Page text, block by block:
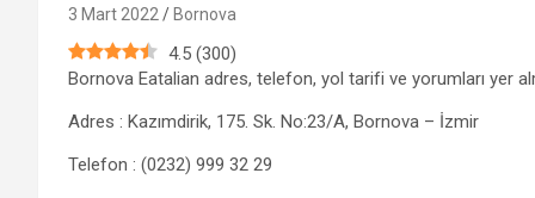
3 Mart 2022 Bornova
4.5 (300)
Bornova Eatalian adres, telefon, yol tarifi ve yorumları yer
Adres : Kazımdirik, 175. Sk. No:23/A, Bornova – İzmir
Telefon : (0232) 999 32 29